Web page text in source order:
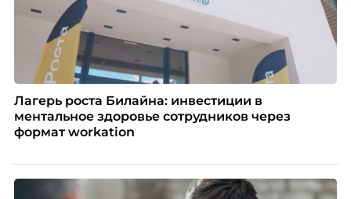
Лагерь роста Билайна: инвестиции в
ментальное здоровье сотрудников через
формат workation